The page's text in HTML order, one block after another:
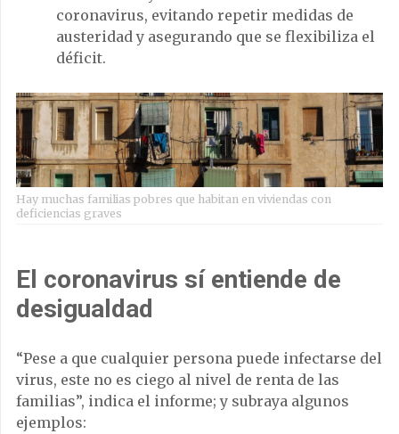
coronavirus, evitando repetir medidas de
austeridad y asegurando que se flexibiliza el
déficit.
Hay muchas familias pobres que habitan en viviendas con
deficiencias graves
El coronavirus sí entiende de
desigualdad
“Pese a que cualquier persona puede infectarse del
virus, este no es ciego al nivel de renta de las
familias”, indica el informe; y subraya algunos
ejemplos: